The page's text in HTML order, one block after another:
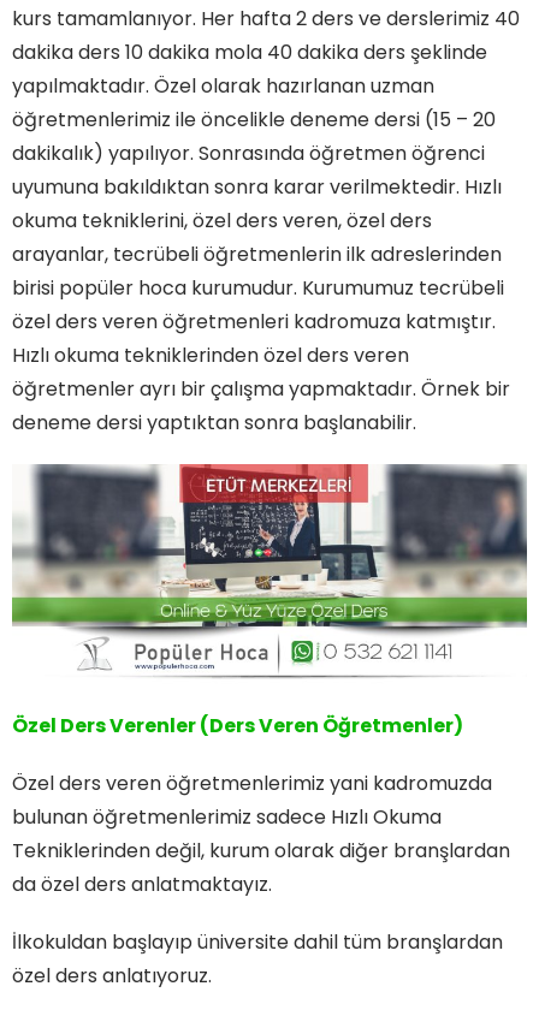
kurs tamamlanıyor. Her hafta 2 ders ve derslerimiz 40
dakika ders 10 dakika mola 40 dakika ders şeklinde
yapılmaktadır. Özel olarak hazırlanan uzman
öğretmenlerimiz ile öncelikle deneme dersi (15 – 20
dakikalık) yapılıyor. Sonrasında öğretmen öğrenci
uyumuna bakıldıktan sonra karar verilmektedir. Hızlı
okuma tekniklerini, özel ders veren, özel ders
arayanlar, tecrübeli öğretmenlerin ilk adreslerinden
birisi popüler hoca kurumudur. Kurumumuz tecrübeli
özel ders veren öğretmenleri kadromuza katmıştır.
Hızlı okuma tekniklerinden özel ders veren
öğretmenler ayrı bir çalışma yapmaktadır. Örnek bir
deneme dersi yaptıktan sonra başlanabilir.
Özel Ders Verenler (Ders Veren Öğretmenler)
Özel ders veren öğretmenlerimiz yani kadromuzda
bulunan öğretmenlerimiz sadece Hızlı Okuma
Tekniklerinden değil, kurum olarak diğer branşlardan
da özel ders anlatmaktayız.
İlkokuldan başlayıp üniversite dahil tüm branşlardan
özel ders anlatıyoruz.